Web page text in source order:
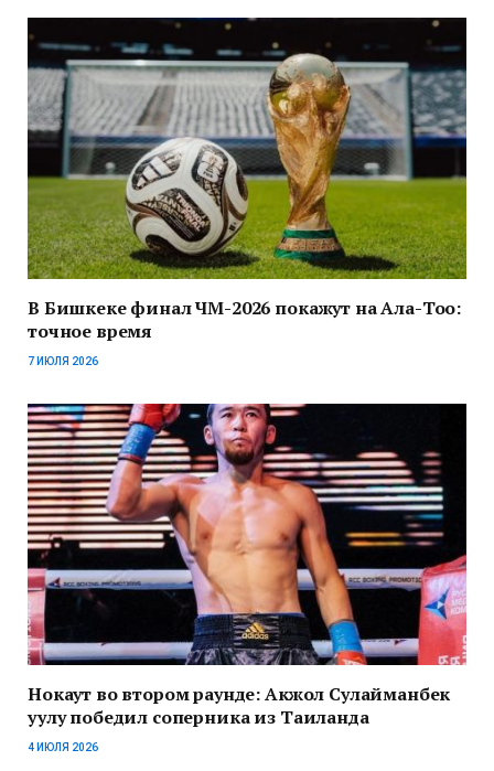
В Бишкеке финал ЧМ-2026 покажут на Ала-Тоо:
точное время
7 ИЮЛЯ 2026
Нокаут во втором раунде: Акжол Сулайманбек
уулу победил соперника из Таиланда
4 ИЮЛЯ 2026